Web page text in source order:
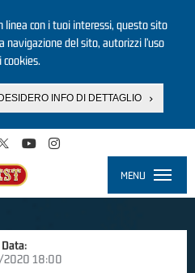
con i tuoi interessi, questo sito
navigazione del sito, autorizzi l’uso
cookies.
INFO DI DETTAGLIO
MENU
Data:
18:00